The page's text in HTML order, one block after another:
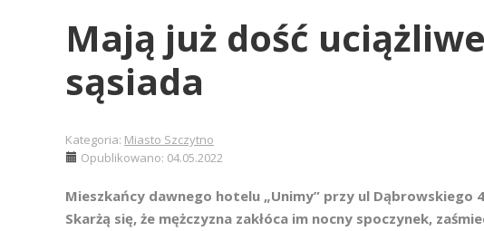
Mają już dość
sąsiada
Kategoria: Miasto Szczytno
Opublikowano: 04.05.2022
Mieszkańcy dawnego hotelu „Unimy” przy ul Dąbrowskiego
Skarżą się, że mężczyzna zakłóca im nocny spoczynek,